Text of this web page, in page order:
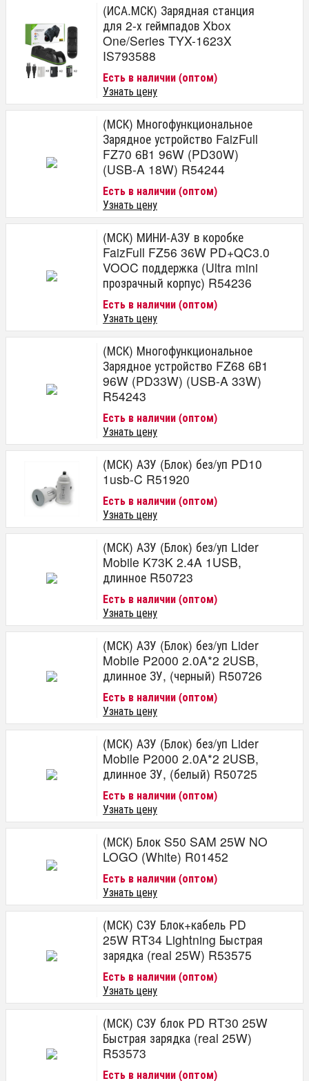
(ИСА.МСК) Зарядная станция
для 2-х геймпадов Xbox
One/Series TYX-1623X
IS793588
Есть в наличии (оптом)
Узнать цену
(МСК) Многофункциональное
Зарядное устройство FaizFull
FZ70 6В1 96W (PD30W)
(USB-A 18W) R54244
Есть в наличии (оптом)
Узнать цену
(МСК) МИНИ-АЗУ в коробке
FaizFull FZ56 36W PD+QC3.0
VOOC поддержка (Ultra mini
прозрачный корпус) R54236
Есть в наличии (оптом)
Узнать цену
(МСК) Многофункциональное
Зарядное устройство FZ68 6В1
96W (PD33W) (USB-A 33W)
R54243
Есть в наличии (оптом)
Узнать цену
(МСК) АЗУ (Блок) без/уп PD10
1usb-C R51920
Есть в наличии (оптом)
Узнать цену
(МСК) АЗУ (Блок) без/уп Lider
Mobile K73K 2.4A 1USB,
длинное R50723
Есть в наличии (оптом)
Узнать цену
(МСК) АЗУ (Блок) без/уп Lider
Mobile P2000 2.0A*2 2USB,
длинное ЗУ, (черный) R50726
Есть в наличии (оптом)
Узнать цену
(МСК) АЗУ (Блок) без/уп Lider
Mobile P2000 2.0A*2 2USB,
длинное ЗУ, (белый) R50725
Есть в наличии (оптом)
Узнать цену
(МСК) Блок S50 SAM 25W NO
LOGO (White) R01452
Есть в наличии (оптом)
Узнать цену
(МСК) СЗУ Блок+кабель PD
25W RT34 Lightning Быстрая
зарядка (real 25W) R53575
Есть в наличии (оптом)
Узнать цену
(МСК) СЗУ блок PD RT30 25W
Быстрая зарядка (real 25W)
R53573
Есть в наличии (оптом)